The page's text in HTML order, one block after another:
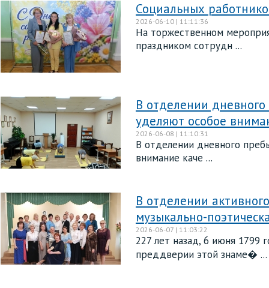
Социальных
2026-06-10 | 11:11:36
На торжественном
праздником сотрудн ...
В отделении
уделяют особое
2026-06-08 | 11:10:31
В отделении дневного
внимание каче ...
В отделении
музыкально-
2026-06-07 | 11:03:22
227 лет назад, 6 июня 1799
преддверии этой знаме� ...